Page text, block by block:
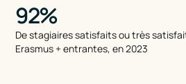
92%
De stagiaires satisfaits ou très
Erasmus + entrantes, en 2023